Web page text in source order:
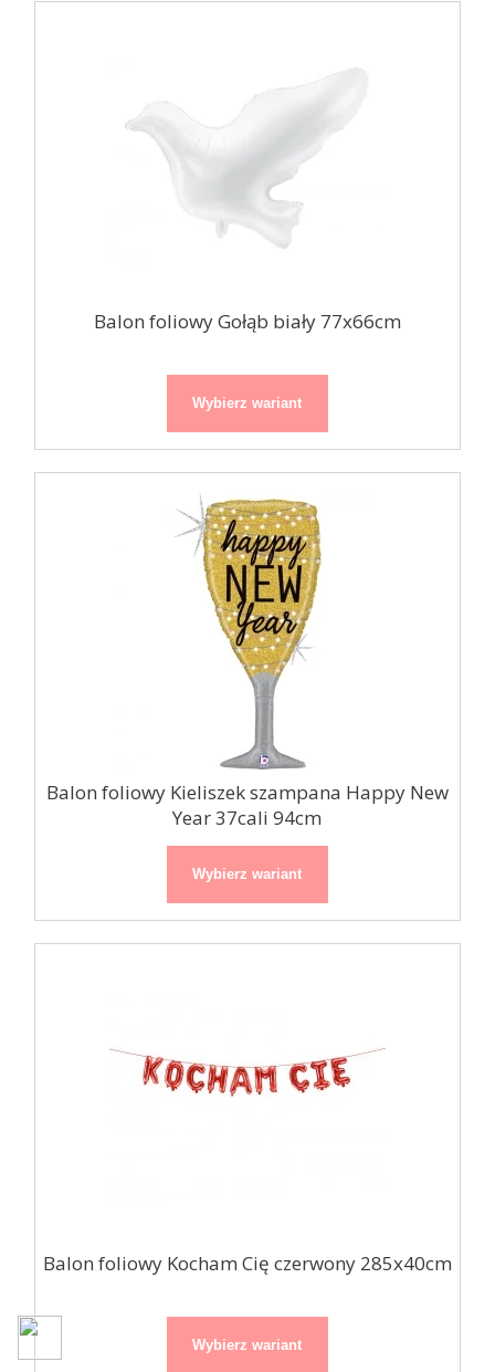
Balon foliowy Gołąb biały 77x66cm
Wybierz wariant
Balon foliowy Kieliszek szampana Happy New
Year 37cali 94cm
Wybierz wariant
Balon foliowy Kocham Cię czerwony 285x40cm
Wybierz wariant